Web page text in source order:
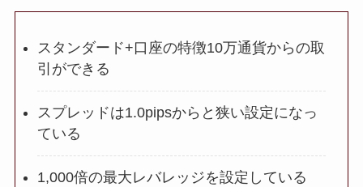
スタンダード+口座の特徴10万通貨からの取
引ができる
スプレッドは1.0pipsからと狭い設定になっ
ている
1,000倍の最大レバレッジを設定している